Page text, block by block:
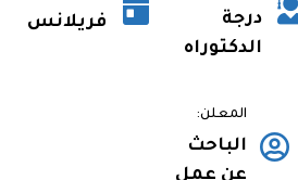
درجة
الدكتوراه
فريلانس
المعلن:
الباحث
عن عمل